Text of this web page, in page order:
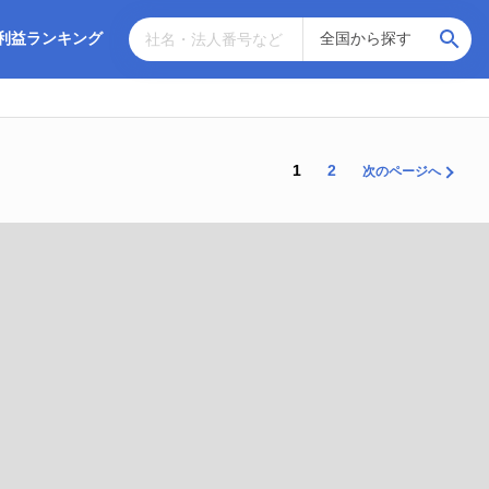
益ランキング
1 2 次のページへ